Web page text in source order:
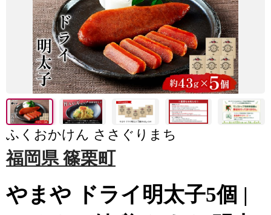
ふくおかけん ささぐりまち
福岡県 篠栗町
やまや ドライ明太子5個 |